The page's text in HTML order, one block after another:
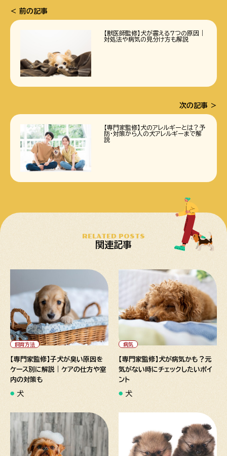
前の記事
【獣医師監修】犬が震える7つの原因｜
対処法や病気の見分け方も解説
次の記事
【専門家監修】犬のアレルギーとは？予
防・対策から人の犬アレルギーまで解
説
RELATED POSTS
関連記事
" alt="【専門家監修】子犬が臭
い原因をケース別に解説｜ケア
の仕方や室内の対策も">
飼育方法
【専門家監修】子犬が臭い原因を
ケース別に解説｜ケアの仕方や室
内の対策も
犬
" alt="【専門家監修】犬が病気
かも？元気がない時にチェック
したいポイント">
病気
【専門家監修】犬が病気かも？元
気がない時にチェックしたいポイ
ント
犬